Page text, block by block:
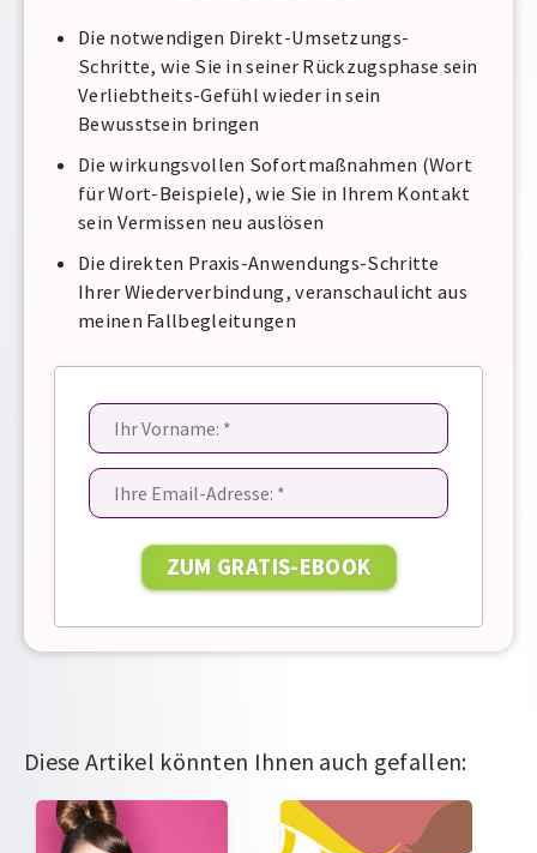
Die notwendigen Direkt-Umsetzungs-
Schritte, wie Sie in seiner Rückzugsphase sein
Verliebtheits-Gefühl wieder in sein
Bewusstsein bringen
Die wirkungsvollen Sofortmaßnahmen (Wort
für Wort-Beispiele), wie Sie in Ihrem Kontakt
sein Vermissen neu auslösen
Die direkten Praxis-Anwendungs-Schritte
Ihrer Wiederverbindung, veranschaulicht aus
meinen Fallbegleitungen
Diese Artikel könnten Ihnen auch gefallen: